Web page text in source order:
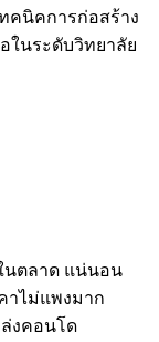
คนิคการก่อสร้าง
ในระดับวิทยาลัย
นตลาด แน่นอน
าไม่แพงมาก
งคอนโด